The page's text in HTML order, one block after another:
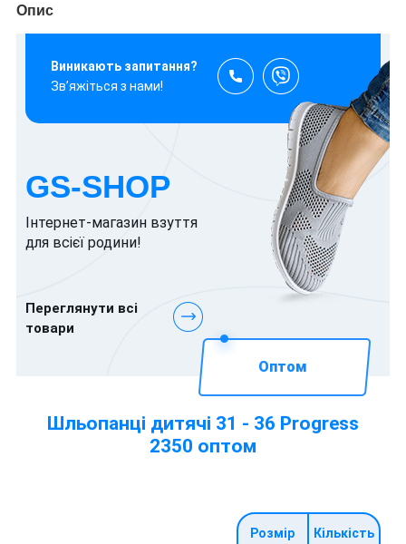
Опис
Виникають запитання?
Зв’яжіться з нами!
GS-SHOP
Інтернет-магазин взуття
для всієї родини!
Переглянути всі
товари
Оптом
Шльопанці дитячі 31 - 36 Progress
2350 оптом
Розмір
Кількість